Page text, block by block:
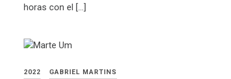
horas con el […]
2022 GABRIEL MARTINS